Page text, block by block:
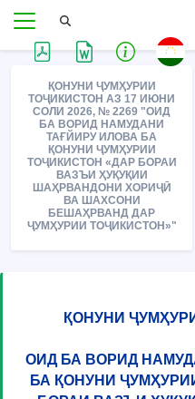
ҚОНУНИ ҶУМҲУРИИ
ТОҶИКИСТОН АЗ 17 ИЮНИ
СОЛИ 2026, № 2269 "ОИД
БА ВОРИД НАМУДАНИ
ТАҒЙИРУ ИЛОВА БА
ҚОНУНИ ҶУМҲУРИИ
ТОҶИКИСТОН «ДАР БОРАИ
ВАЗЪИ ҲУҚУҚИИ
ШАҲРВАНДОНИ ХОРИҶӢ
ВА ШАХСОНИ
БЕШАҲРВАНД ДАР
ҶУМҲУРИИ ТОҶИКИСТОН»"
ҚОНУНИ
ОИД БА ВОРИД
БА ҚОНУНИ